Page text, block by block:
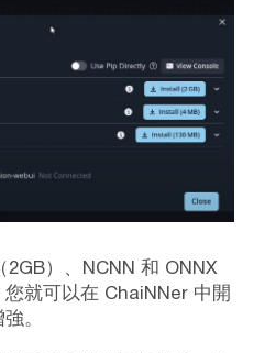
）、NCNN 和 ONNX
就可以在 ChaiNNer 中開
。